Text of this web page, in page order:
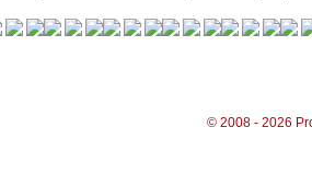
© 2008 - 2026